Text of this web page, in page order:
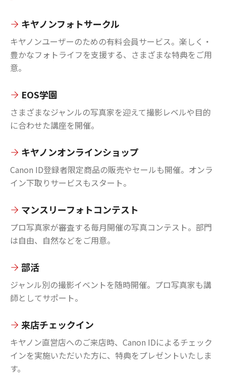
キヤノンフォトサークル
キヤノンユーザーのための有料会員サービス。楽しく・
豊かなフォトライフを支援する、さまざまな特典をご用
意。
EOS学園
さまざまなジャンルの写真家を迎えて撮影レベルや目的
に合わせた講座を開催。
キヤノンオンラインショップ
Canon ID登録者限定商品の販売やセールも開催。オンラ
イン下取りサービスもスタート。
マンスリーフォトコンテスト
プロ写真家が審査する毎月開催の写真コンテスト。部門
は自由、自然などをご用意。
部活
ジャンル別の撮影イベントを随時開催。プロ写真家も講
師としてサポート。
来店チェックイン
キヤノン直営店へのご来店時、Canon IDによるチェック
インを実施いただいた方に、特典をプレゼントいたしま
す。